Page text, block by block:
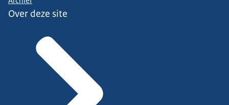
Over deze site